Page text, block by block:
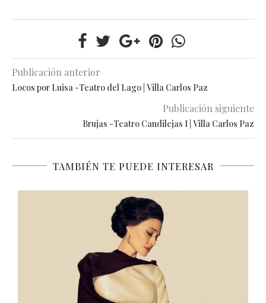
Publicación anterior
Locos por Luisa -Teatro del Lago | Villa Carlos Paz
Publicación siguiente
Brujas -Teatro Candilejas I | Villa Carlos Paz
TAMBIÉN TE PUEDE INTERESAR